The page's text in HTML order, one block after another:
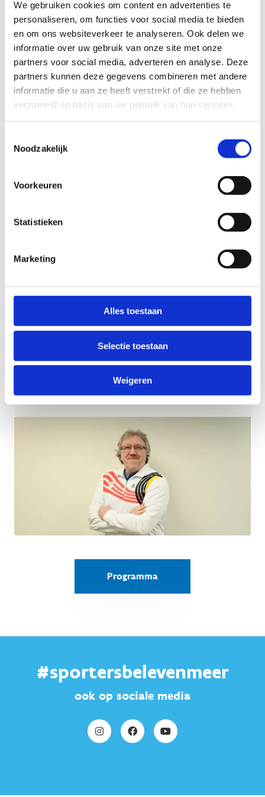
We gebruiken cookies om content en advertenties te
personaliseren, om functies voor social media te bieden
en om ons websiteverkeer te analyseren. Ook delen we
informatie over uw gebruik van onze site met onze
partners voor social media, adverteren en analyse. Deze
partners kunnen deze gegevens combineren met andere
informatie die u aan ze heeft verstrekt of die ze hebben
verzameld op basis van uw gebruik van hun services.
Noodzakelijk
Voorkeuren
Statistieken
Marketing
Alles toestaan
Selectie toestaan
Weigeren
diensten gedurende de sportcarrière, high performance
management en competenties in sportmanagement. Paul
is tevens hoofd van de vakgroep "Topsport en Studie", die
topsporters aan de Vrije Universiteit Brussel ondersteunt.
Paul doet onderzoek naar interpersoonlijke relaties in de
wedstrijdsport, de loopbaanontwikkeling van
getalenteerde, topsporters en voormalige topsporters,
onderwijs en advies op het gebied van toegepaste
sportpsychologie en de ontwikkeling en het gebruik van
mentale vaardigheden in contexten van topprestaties.
Als sportpsycholoog heeft Paul tijdens diverse Europese en
Wereldkampioenschappen advies en ondersteuning
zwemmen, kunstschaatsen, schermen, atletiek,
topsportscholen van Tennis Vlaanderen en de Vlaamse
Comité van Nederland (NOC*NSF) geconsulteerd over duale
carrières en carrièretransities.
Prof. dr. Paul Wylleman
Programma
#sportersbelevenmeer
ook op sociale media